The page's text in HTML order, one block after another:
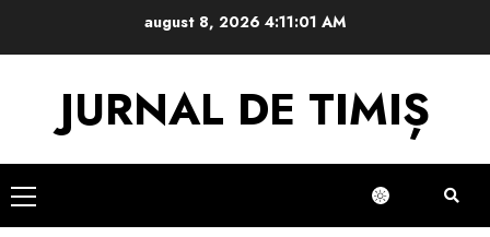
august 8, 2026 4:11:01 AM
JURNAL DE TIMIȘ
Primary
Menu